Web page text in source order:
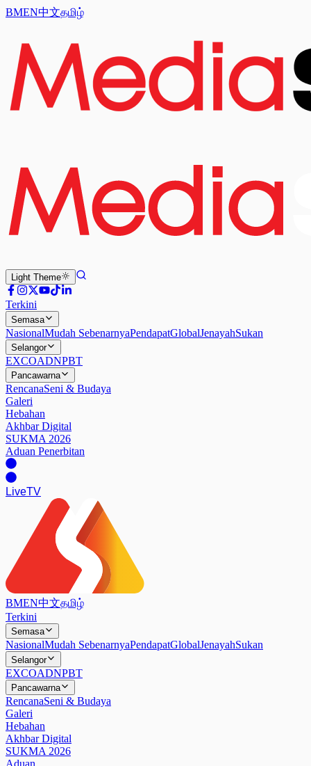
BMEN中文தமிழ்
Light Theme
Terkini
Semasa
NasionalMudah SebenarnyaPendapatGlobalJenayahSukan
Selangor
EXCOADNPBT
Pancawarna
RencanaSeni & Budaya
Galeri
Hebahan
Akhbar Digital
SUKMA 2026
Aduan Penerbitan
LiveTV
BMEN中文தமிழ்
Terkini
Semasa
NasionalMudah SebenarnyaPendapatGlobalJenayahSukan
Selangor
EXCOADNPBT
Pancawarna
RencanaSeni & Budaya
Galeri
Hebahan
Akhbar Digital
SUKMA 2026